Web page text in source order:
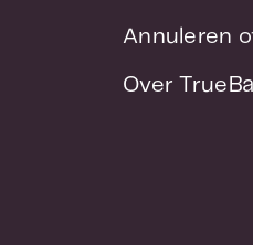
Annuleren
Over